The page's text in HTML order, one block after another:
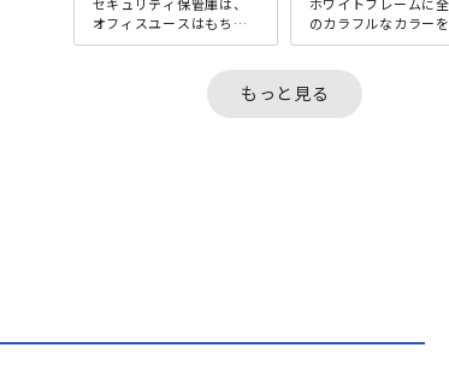
オフィスユースはもちろ
ん、ファミリーユースに
サイズです。クールな印
のカラフルなカラー
用した、コストパフ
グチェア。お部屋を
と爽や...
もっと見る